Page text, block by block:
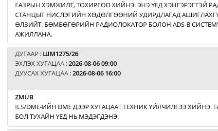
ГАЗРЫН ХЭМЖИЛТ, ТОХИРГОО ХИЙНЭ. ЭНЭ ҮЕД ХЭНГЭРЭГТЭЙ
СТАНЦЫГ НИСЛЭГИЙН ХӨДӨЛГӨӨНИЙ УДИРДЛАГАД
ӨЛЗИЙТ, БӨМБӨГӨРИЙН РАДИОЛОКАТОР БОЛОН ADS-B
АЖИЛЛАНА.
ДУГААР : ШМ1275/26
ЭХЛЭХ ХУГАЦАА :2026-08-06 09:00
ДУУСАХ ХУГАЦАА :2026-08-06 16:00
ZMUB
ILS/DME-ИЙН DME ДЭЭР ХУГАЦААТ ТЕХНИК ҮЙЛЧИЛГЭЭ ХИЙНЭ.
БОЛ ТУХАЙН ҮЕД НЬ МЭДЭГДЭНЭ.